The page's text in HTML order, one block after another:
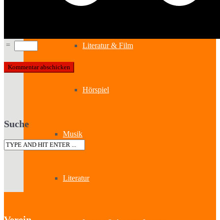
Literatur & Film
Hörspiel
Musik
Literatur
=
Suche